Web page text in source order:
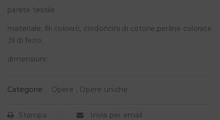
parete tessile
materiale: fili colorati, cordoncini di cotone,perline colorate
,fil di ferro.
dimensioni:
Categorie: Opere , Opere uniche
Stampa Invia per email